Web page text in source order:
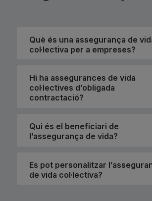
Què és una assegurança de
col·lectiva per a empreses?
Hi ha assegurances de vida
col·lectives d’obligada
contractació?
Qui és el beneficiari de
l’assegurança de vida?
Es pot personalitzar
de vida col·lectiva?